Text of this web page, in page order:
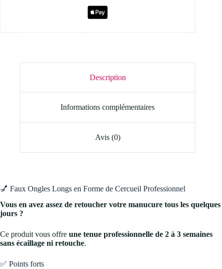
Description
Informations complémentaires
Avis (0)
💅 Faux Ongles Longs en Forme de Cercueil Professionnel
Vous en avez assez de retoucher votre manucure tous les quelques
jours ?
Ce produit vous offre une tenue professionnelle de 2 à 3 semaines
sans écaillage ni retouche.
✅ Points forts